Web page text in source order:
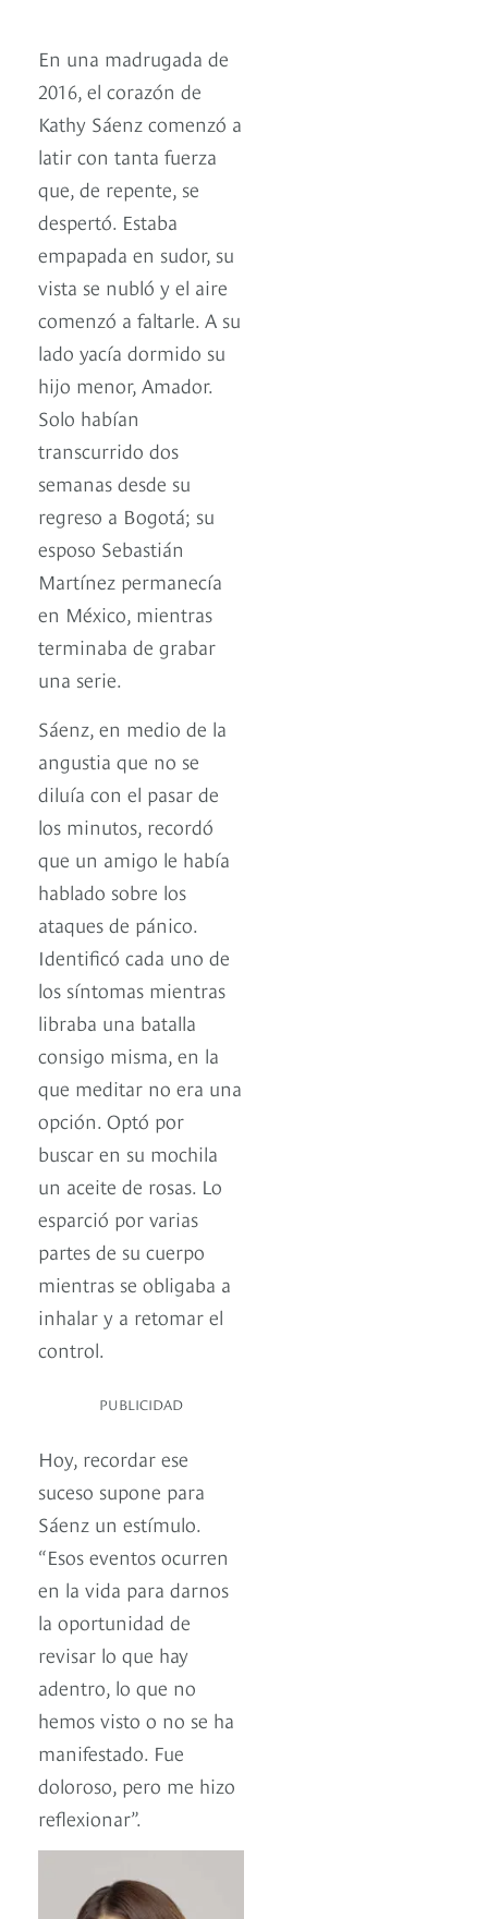
En una madrugada de
2016, el corazón de
Kathy Sáenz comenzó a
latir con tanta fuerza
que, de repente, se
despertó. Estaba
empapada en sudor, su
vista se nubló y el aire
comenzó a faltarle. A su
lado yacía dormido su
hijo menor, Amador.
Solo habían
transcurrido dos
semanas desde su
regreso a Bogotá; su
esposo Sebastián
Martínez permanecía
en México, mientras
terminaba de grabar
una serie.
Sáenz, en medio de la
angustia que no se
diluía con el pasar de
los minutos, recordó
que un amigo le había
hablado sobre los
ataques de pánico.
Identificó cada uno de
los síntomas mientras
libraba una batalla
consigo misma, en la
que meditar no era una
opción. Optó por
buscar en su mochila
un aceite de rosas. Lo
esparció por varias
partes de su cuerpo
mientras se obligaba a
inhalar y a retomar el
control.
PUBLICIDAD
Hoy, recordar ese
suceso supone para
Sáenz un estímulo.
“Esos eventos ocurren
en la vida para darnos
la oportunidad de
revisar lo que hay
adentro, lo que no
hemos visto o no se ha
manifestado. Fue
doloroso, pero me hizo
reflexionar”.